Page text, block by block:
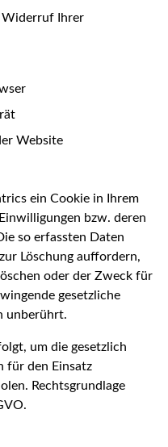
Widerruf Ihrer
Website
ein Cookie in Ihrem
bzw. deren
so erfassten Daten
Löschung auffordern,
oder der Zweck für
gesetzliche
unberührt.
um die gesetzlich
für den Einsatz
Rechtsgrundlage